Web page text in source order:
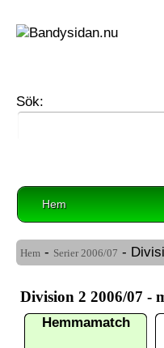
Sök:
Hem
Hem - Serier 2006/07 -
Division 2 2006/07 -
Hemmamatch